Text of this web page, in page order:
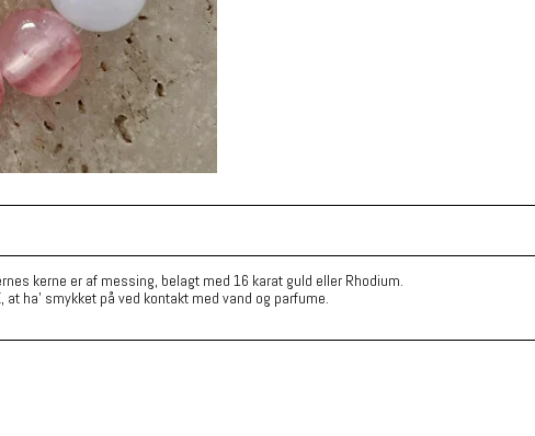
kerne er af messing, belagt med 16 karat guld eller Rhodium.
ha' smykket på ved kontakt med vand og parfume.